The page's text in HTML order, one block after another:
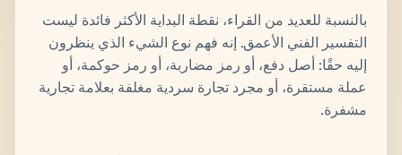
بالنسبة للعديد من القراء، نقطة البداية الأكثر فائدة ليست
التفسير الفني الأعمق. إنه فهم نوع الشيء الذي ينظرون
إليه حقًا: أصل دفع، أو رمز مضاربة، أو رمز حوكمة، أو
عملة مستقرة، أو مجرد تجارة سردية مغلفة بعلامة تجارية
مشفرة.